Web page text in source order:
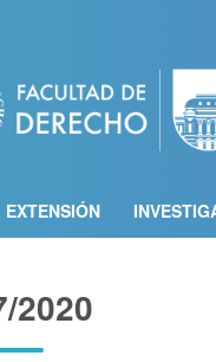
principal
EXTENSIÓN
2020